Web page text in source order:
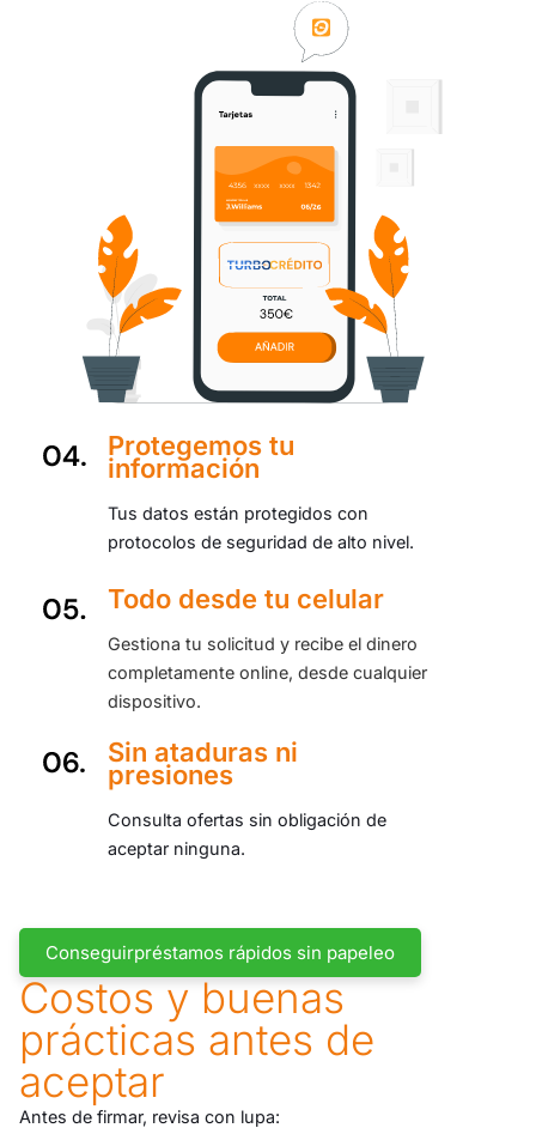
Protegemos tu
información
Tus datos están protegidos con
protocolos de seguridad de alto nivel.
Todo desde tu celular
Gestiona tu solicitud y recibe el dinero
completamente online, desde cualquier
dispositivo.
Sin ataduras ni
presiones
Consulta ofertas sin obligación de
aceptar ninguna.
Conseguirpréstamos rápidos sin papeleo
Costos y buenas
prácticas antes de
aceptar
Antes de firmar, revisa con lupa: